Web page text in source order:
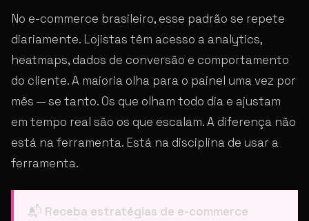
No e-commerce brasileiro, esse padrão se repete
diariamente. Lojistas têm acesso a analytics,
heatmaps, dados de conversão e comportamento
do cliente. A maioria olha para o painel uma vez por
mês — se tanto. Os que olham todo dia e ajustam
em tempo real são os que escalam. A diferença não
está na ferramenta. Está na disciplina de usar a
ferramenta.
📬 Receba estratégias de e-commerce